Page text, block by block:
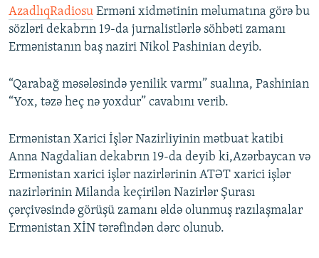
AzadlıqRadiosu Erməni xidmətinin məlumatına görə bu
sözləri dekabrın 19-da jurnalistlərlə söhbəti zamanı
Ermənistanın baş naziri Nikol Pashinian deyib.
“Qarabağ məsələsində yenilik varmı” sualına, Pashinian
“Yox, təzə heç nə yoxdur” cavabını verib.
Ermənistan Xarici İşlər Nazirliyinin mətbuat katibi
Anna Nagdalian dekabrın 19-da deyib ki,Azərbaycan və
Ermənistan xarici işlər nazirlərinin ATƏT xarici işlər
nazirlərinin Milanda keçirilən Nazirlər Şurası
çərçivəsində görüşü zamanı əldə olunmuş razılaşmalar
Ermənistan XİN tərəfindən dərc olunub.